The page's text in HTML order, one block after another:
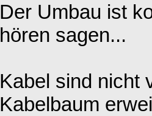
Der Umbau ist
hören sagen...
Kabel sind nicht
Kabelbaum